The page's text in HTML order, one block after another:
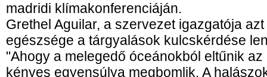
madridi klímakonferenciáján.
Grethel Aguilar, a szervezet igazgatója
egészsége a tárgyalások kulcskérdése
"Ahogy a melegedő óceánokból eltűnik
kényes egyensúlya megbomlik. A